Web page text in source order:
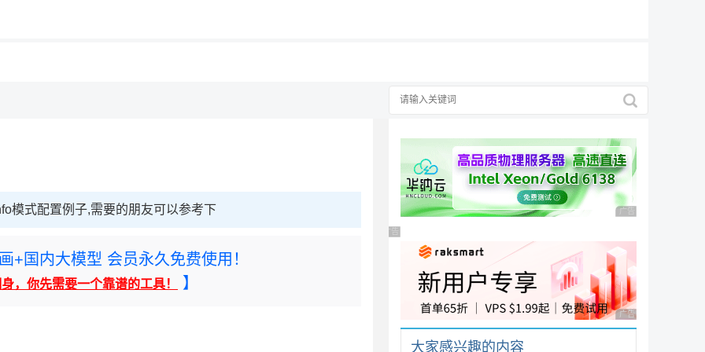
模式配置例子,需要的朋友可以参考下
+国内大模型 会员永久免费使用！
，你先需要一个靠谱的工具！ 】
广告 商业广告，理性
广告 商业广告，理性选择
广告 商业广告，理性
大家感兴趣的内容